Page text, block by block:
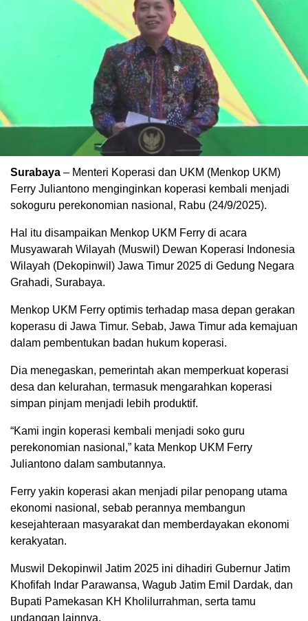
Surabaya – Menteri Koperasi dan UKM (Menkop UKM)
Ferry Juliantono menginginkan koperasi kembali menjadi
sokoguru perekonomian nasional, Rabu (24/9/2025).
Hal itu disampaikan Menkop UKM Ferry di acara
Musyawarah Wilayah (Muswil) Dewan Koperasi Indonesia
Wilayah (Dekopinwil) Jawa Timur 2025 di Gedung Negara
Grahadi, Surabaya.
Menkop UKM Ferry optimis terhadap masa depan gerakan
koperasu di Jawa Timur. Sebab, Jawa Timur ada kemajuan
dalam pembentukan badan hukum koperasi.
Dia menegaskan, pemerintah akan memperkuat koperasi
desa dan kelurahan, termasuk mengarahkan koperasi
simpan pinjam menjadi lebih produktif.
“Kami ingin koperasi kembali menjadi soko guru
perekonomian nasional,” kata Menkop UKM Ferry
Juliantono dalam sambutannya.
Ferry yakin koperasi akan menjadi pilar penopang utama
ekonomi nasional, sebab perannya membangun
kesejahteraan masyarakat dan memberdayakan ekonomi
kerakyatan.
Muswil Dekopinwil Jatim 2025 ini dihadiri Gubernur Jatim
Khofifah Indar Parawansa, Wagub Jatim Emil Dardak, dan
Bupati Pamekasan KH Kholilurrahman, serta tamu
undangan lainnya.